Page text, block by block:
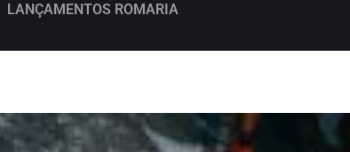
LANÇAMENTOS ROMARIA